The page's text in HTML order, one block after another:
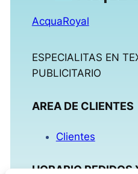
AcquaRoyal
ESPECIALITAS EN
PUBLICITARIO
AREA DE CLIENTES
Clientes
HORARIO PEDIDOS